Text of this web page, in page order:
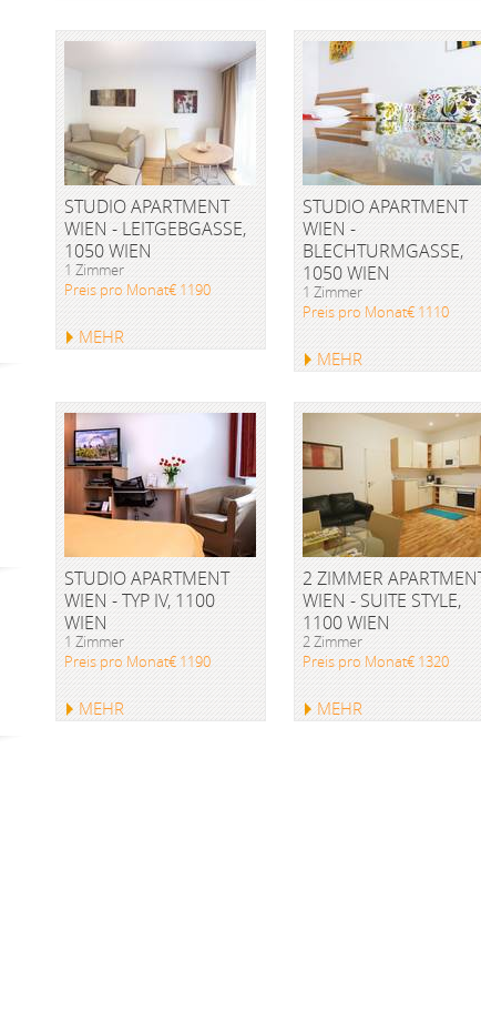
STUDIO APARTMENT
WIEN - LEITGEBGASSE,
1050 WIEN
1 Zimmer
Preis pro Monat€ 1190
MEHR
STUDIO APARTMENT
WIEN -
BLECHTURMGASSE,
1050 WIEN
1 Zimmer
Preis pro Monat€ 1110
MEHR
STUDIO APARTMENT
WIEN - TYP IV, 1100
WIEN
1 Zimmer
Preis pro Monat€ 1190
MEHR
2 ZIMMER
WIEN - SUITE STYLE,
1100 WIEN
2 Zimmer
Preis pro Monat€ 1320
MEHR